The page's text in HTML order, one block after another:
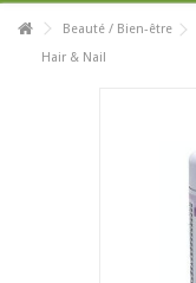
Beauté / Bien-être
Hair & Nail